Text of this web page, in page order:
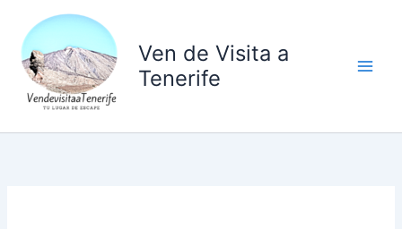
contenido
Ven de Visita a
Tenerife